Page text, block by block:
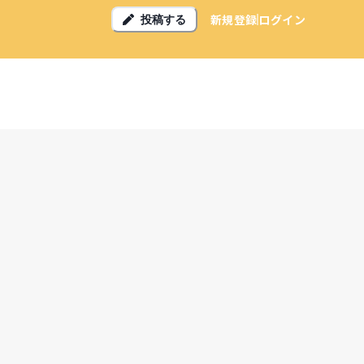
投稿する 新規登録ログイン